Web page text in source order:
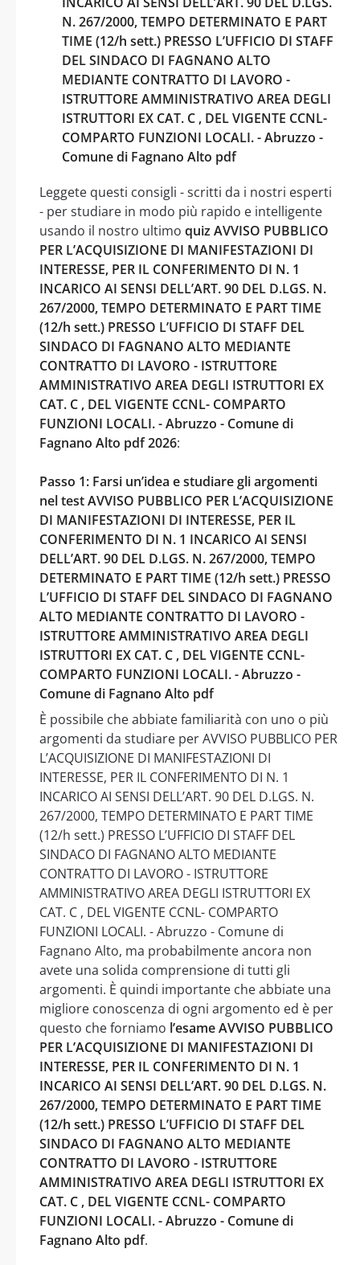
N. 267/2000, TEMPO DETERMINATO E PART
TIME (12/h sett.) PRESSO L’UFFICIO DI STAFF
DEL SINDACO DI FAGNANO ALTO
MEDIANTE CONTRATTO DI LAVORO -
ISTRUTTORE AMMINISTRATIVO AREA DEGLI
ISTRUTTORI EX CAT. C , DEL VIGENTE CCNL-
COMPARTO FUNZIONI LOCALI. - Abruzzo -
Comune di Fagnano Alto pdf
Leggete questi consigli - scritti da i nostri esperti
- per studiare in modo più rapido e intelligente
usando il nostro ultimo quiz AVVISO PUBBLICO
PER L’ACQUISIZIONE DI MANIFESTAZIONI DI
INTERESSE, PER IL CONFERIMENTO DI N. 1
INCARICO AI SENSI DELL’ART. 90 DEL D.LGS. N.
267/2000, TEMPO DETERMINATO E PART TIME
(12/h sett.) PRESSO L’UFFICIO DI STAFF DEL
SINDACO DI FAGNANO ALTO MEDIANTE
CONTRATTO DI LAVORO - ISTRUTTORE
AMMINISTRATIVO AREA DEGLI ISTRUTTORI EX
CAT. C , DEL VIGENTE CCNL- COMPARTO
FUNZIONI LOCALI. - Abruzzo - Comune di
Fagnano Alto pdf 2026:
Passo 1: Farsi un’idea e studiare gli argomenti
nel test AVVISO PUBBLICO PER L’ACQUISIZIONE
DI MANIFESTAZIONI DI INTERESSE, PER IL
CONFERIMENTO DI N. 1 INCARICO AI SENSI
DELL’ART. 90 DEL D.LGS. N. 267/2000, TEMPO
DETERMINATO E PART TIME (12/h sett.) PRESSO
L’UFFICIO DI STAFF DEL SINDACO DI FAGNANO
ALTO MEDIANTE CONTRATTO DI LAVORO -
ISTRUTTORE AMMINISTRATIVO AREA DEGLI
ISTRUTTORI EX CAT. C , DEL VIGENTE CCNL-
COMPARTO FUNZIONI LOCALI. - Abruzzo -
Comune di Fagnano Alto pdf
È possibile che abbiate familiarità con uno o più
argomenti da studiare per AVVISO PUBBLICO PER
L’ACQUISIZIONE DI MANIFESTAZIONI DI
INTERESSE, PER IL CONFERIMENTO DI N. 1
INCARICO AI SENSI DELL’ART. 90 DEL D.LGS. N.
267/2000, TEMPO DETERMINATO E PART TIME
(12/h sett.) PRESSO L’UFFICIO DI STAFF DEL
SINDACO DI FAGNANO ALTO MEDIANTE
CONTRATTO DI LAVORO - ISTRUTTORE
AMMINISTRATIVO AREA DEGLI ISTRUTTORI EX
CAT. C , DEL VIGENTE CCNL- COMPARTO
FUNZIONI LOCALI. - Abruzzo - Comune di
Fagnano Alto, ma probabilmente ancora non
avete una solida comprensione di tutti gli
argomenti. È quindi importante che abbiate una
migliore conoscenza di ogni argomento ed è per
questo che forniamo l’esame AVVISO PUBBLICO
PER L’ACQUISIZIONE DI MANIFESTAZIONI DI
INTERESSE, PER IL CONFERIMENTO DI N. 1
INCARICO AI SENSI DELL’ART. 90 DEL D.LGS. N.
267/2000, TEMPO DETERMINATO E PART TIME
(12/h sett.) PRESSO L’UFFICIO DI STAFF DEL
SINDACO DI FAGNANO ALTO MEDIANTE
CONTRATTO DI LAVORO - ISTRUTTORE
AMMINISTRATIVO AREA DEGLI ISTRUTTORI EX
CAT. C , DEL VIGENTE CCNL- COMPARTO
FUNZIONI LOCALI. - Abruzzo - Comune di
Fagnano Alto pdf.